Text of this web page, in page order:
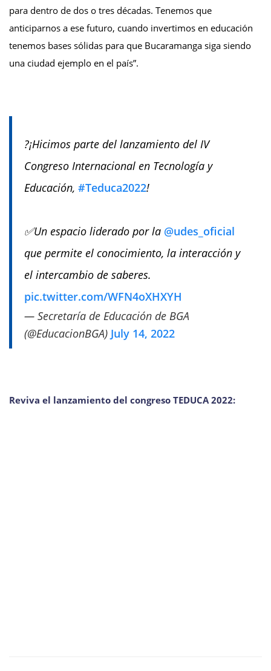
para dentro de dos o tres décadas. Tenemos que
anticiparnos a ese futuro, cuando invertimos en educación
tenemos bases sólidas para que Bucaramanga siga siendo
una ciudad ejemplo en el país”.
?¡Hicimos parte del lanzamiento del IV
Congreso Internacional en Tecnología y
Educación, #Teduca2022!
✅Un espacio liderado por la @udes_oficial
que permite el conocimiento, la interacción y
el intercambio de saberes.
pic.twitter.com/WFN4oXHXYH
— Secretaría de Educación de BGA
(@EducacionBGA) July 14, 2022
Reviva el lanzamiento del congreso TEDUCA 2022: